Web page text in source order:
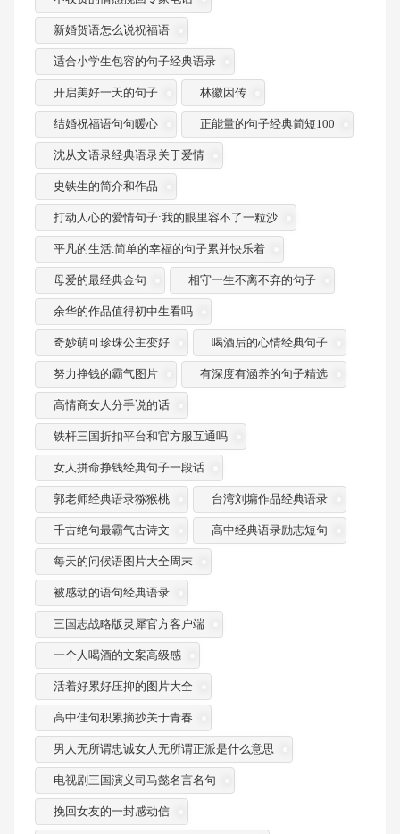
新婚贺语怎么说祝福语
适合小学生包容的句子经典语录
开启美好一天的句子 林徽因传
结婚祝福语句句暖心 正能量的句子经典简短100
沈从文语录经典语录关于爱情
史铁生的简介和作品
打动人心的爱情句子:我的眼里容不了一粒沙
平凡的生活.简单的幸福的句子累并快乐着
母爱的最经典金句 相守一生不离不弃的句子
余华的作品值得初中生看吗
奇妙萌可珍珠公主变好 喝酒后的心情经典句子
努力挣钱的霸气图片 有深度有涵养的句子精选
高情商女人分手说的话
铁杆三国折扣平台和官方服互通吗
女人拼命挣钱经典句子一段话
郭老师经典语录猕猴桃 台湾刘墉作品经典语录
千古绝句最霸气古诗文 高中经典语录励志短句
每天的问候语图片大全周末
被感动的语句经典语录
三国志战略版灵犀官方客户端
一个人喝酒的文案高级感
活着好累好压抑的图片大全
高中佳句积累摘抄关于青春
男人无所谓忠诚女人无所谓正派是什么意思
电视剧三国演义司马懿名言名句
挽回女友的一封感动信